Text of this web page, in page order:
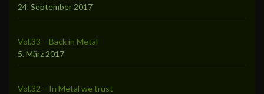
24. September 2017
Vol.33 – Back in Metal
5. März 2017
Vol.32 – In Metal we trust